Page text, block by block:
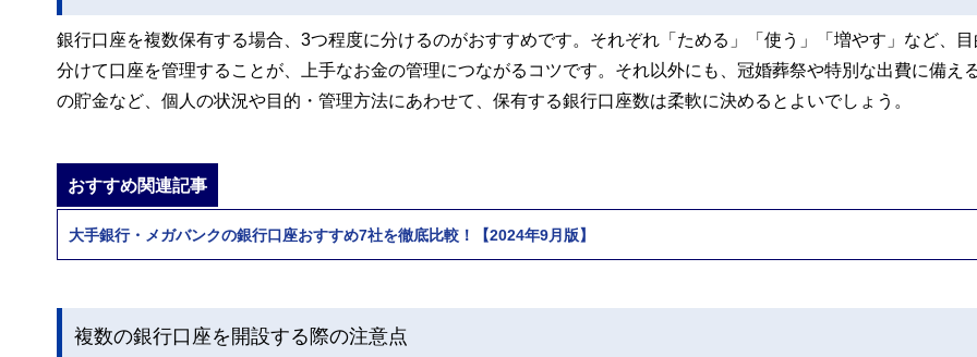
銀行口座を複数保有する場合、3つ程度に分けるのがおすすめです。それぞれ「ためる」「使う」「増やす」など、目
分けて口座を管理することが、上手なお金の管理につながるコツです。それ以外にも、冠婚葬祭や特別な出費に備え
の貯金など、個人の状況や目的・管理方法にあわせて、保有する銀行口座数は柔軟に決めるとよいでしょう。
おすすめ関連記事
大手銀行・メガバンクの銀行口座おすすめ7社を徹底比較！【2024年9月版】
複数の銀行口座を開設する際の注意点